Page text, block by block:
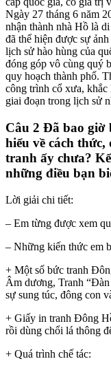
Ngày 27 tháng 6 năm
nhận thành nhà Hồ là
đã thể hiện được sự
lịch sử hào hùng của
đóng góp vô cùng quý
quy hoạch thành phố.
công trình cổ xưa,
giai đoạn trong lịch sử
Câu 2 Đã bao giờ
hiểu về cách
tranh ấy chưa?
những điều bạn
Lời giải chi tiết:
– Em từng được xem
– Những kiến thức em
+ Một số bức tranh
Âm dương, Tranh “Đàn
sự sung túc, đông con
+ Giấy in tranh Đông
rồi dùng chổi lá thông
+ Quá trình chế tác: